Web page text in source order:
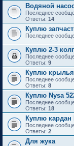
Водяной
Последнее
Ответы: 14
Куплю
Последнее
Куплю 2-3
Последнее
Ответы: 9
Куплю
Последнее
Ответы: 8
Куплю Nysa
Последнее
Ответы: 18
Куплю
Последнее
Ответы: 2
Для жука